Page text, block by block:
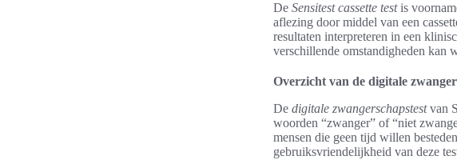
De Sensitest cassette testis
aflezing door middel van een
resultaten interpreteren in een
verschillende omstandigheden kan
Overzicht van de digitale
De digitale zwangerschapstestvan
woorden “zwanger” of “niet
mensen die geen tijd willen
gebruiksvriendelijkheid van deze